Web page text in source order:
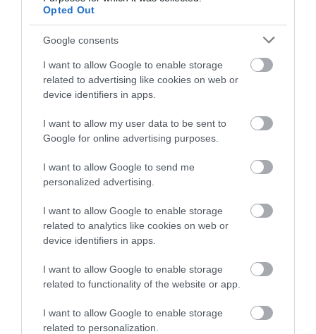
Opted Out
Google consents
I want to allow Google to enable storage
related to advertising like cookies on web or
device identifiers in apps.
I want to allow my user data to be sent to
Google for online advertising purposes.
I want to allow Google to send me
personalized advertising.
I want to allow Google to enable storage
related to analytics like cookies on web or
device identifiers in apps.
I want to allow Google to enable storage
related to functionality of the website or app.
I want to allow Google to enable storage
related to personalization.
XD4PA24 Χειριστήριο Φ22
4 Κατευθύνσεων με
Διαθέσιμο
68,61 €
ZARB05WSP Δέκτης για
Ασύρματο Χειριστήριο 12-
24VDC 5 Έξοδοι Ρελέ
Προκαλωδιωμένο 1.5m
Διαθέσιμο Κατόπιν Παραγγελίας